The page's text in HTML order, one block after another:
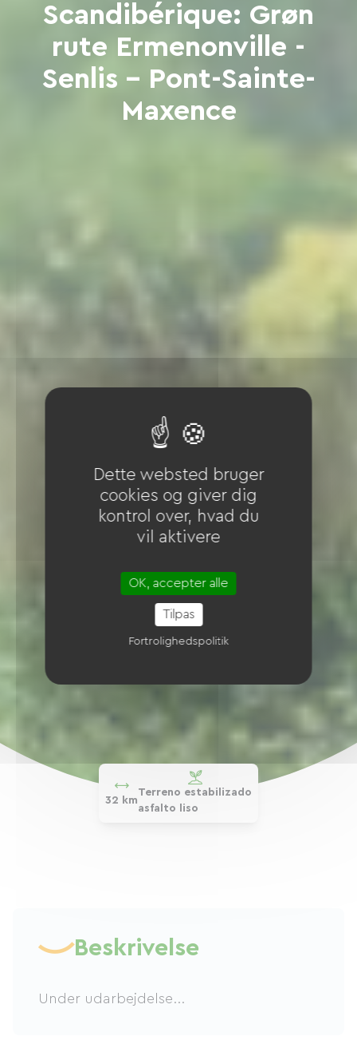
Scandibérique: Grøn
rute Ermenonville -
Senlis - Pont-Sainte-
Maxence
32 km
Terreno estabilizado
asfalto liso
Beskrivelse
Under udarbejdelse...
Dette websted bruger
cookies og giver dig
kontrol over, hvad du
vil aktivere
OK, accepter alle
Tilpas
Fortrolighedspolitik